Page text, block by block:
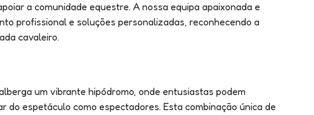
a comunidade equestre. A nossa equipa apaixonada e
profissional e soluções personalizadas, reconhecendo a
cavaleiro.
um vibrante hipódromo, onde entusiastas podem
espetáculo como espectadores. Esta combinação única de